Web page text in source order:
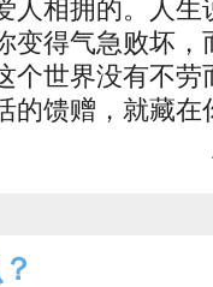
人相拥的。人
变得气急败坏
个世界没有不
的馈赠，就藏在